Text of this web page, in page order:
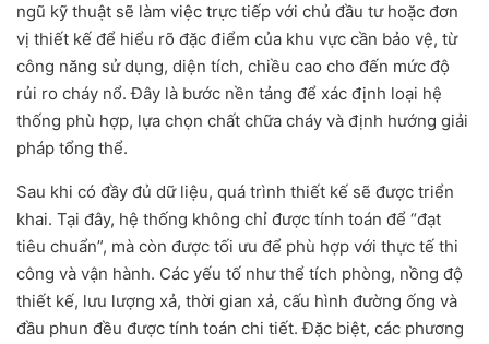
ngũ kỹ thuật sẽ làm việc trực tiếp với chủ đầu tư hoặc đơn
vị thiết kế để hiểu rõ đặc điểm của khu vực cần bảo vệ, từ
công năng sử dụng, diện tích, chiều cao cho đến mức độ
rủi ro cháy nổ. Đây là bước nền tảng để xác định loại hệ
thống phù hợp, lựa chọn chất chữa cháy và định hướng giải
pháp tổng thể.
Sau khi có đầy đủ dữ liệu, quá trình thiết kế sẽ được triển
khai. Tại đây, hệ thống không chỉ được tính toán để “đạt
tiêu chuẩn”, mà còn được tối ưu để phù hợp với thực tế thi
công và vận hành. Các yếu tố như thể tích phòng, nồng độ
thiết kế, lưu lượng xả, thời gian xả, cấu hình đường ống và
đầu phun đều được tính toán chi tiết. Đặc biệt, các phương